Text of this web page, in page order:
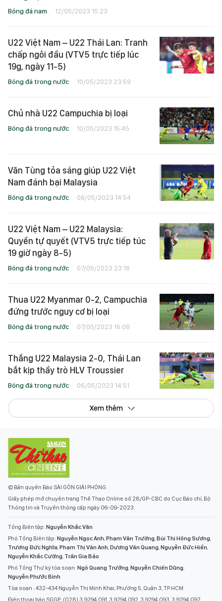
Bóng đá nam 12/05/2023 15:23
U22 Việt Nam – U22 Thái Lan: Tranh
chấp ngôi đầu (VTV5 trực tiếp lúc
19g, ngày 11-5)
Bóng đá trong nước 10/05/2023 23:59
Chủ nhà U22 Campuchia bị loại
Bóng đá trong nước 10/05/2023 15:45
Văn Tùng tỏa sáng giúp U22 Việt
Nam đánh bại Malaysia
Bóng đá trong nước 08/05/2023 14:54
U22 Việt Nam – U22 Malaysia:
Quyền tự quyết (VTV5 trực tiếp túc
19 giờ ngày 8-5)
Bóng đá trong nước 07/05/2023 23:16
Thua U22 Myanmar 0-2, Campuchia
đứng trước nguy cơ bị loại
Bóng đá trong nước 07/05/2023 16:08
Thắng U22 Malaysia 2-0, Thái Lan
bắt kịp thầy trò HLV Troussier
Bóng đá trong nước 06/05/2023 14:51
Xem thêm
© Bản quyền Báo SÀI GÒN GIẢI PHÓNG.
Giấy phép mở chuyên trang Thể Thao Online số 28/GP-CBC do Cục Báo chí, Bộ
Thông tin và Truyền thông cấp ngày 06-09-2023.
Tổng Biên tập: Nguyễn Khắc Văn
Phó Tổng Biên tập: Nguyễn Ngọc Anh Phạm Văn Trường Bùi Thị Hồng Sương
Trương Đức Nghĩa Phạm Thị Vân Anh Dương Văn Quang Nguyễn Đức Hiển
Nguyễn Khắc Cường Trần Gia Bảo
Phó Tổng Thư ký tòa soạn: Ngô Quang Trưởng Nguyễn Chiến Dũng
Nguyễn Phước Bình
Tòa soạn : 432-434 Nguyễn Thị Minh Khai, Phường 5, Quận 3, TP.HCM
Điện thoại báo SGGP: (028) 3.9294.091, 3.9294.092, 3.9294.093, 3.9294.097,